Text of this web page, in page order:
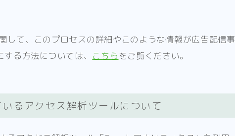
自宅練習
して、このプロセスの詳細やこのような情報が広告配信事
る方法については、 こちら をご覧ください。
るアクセス解析ツールについて